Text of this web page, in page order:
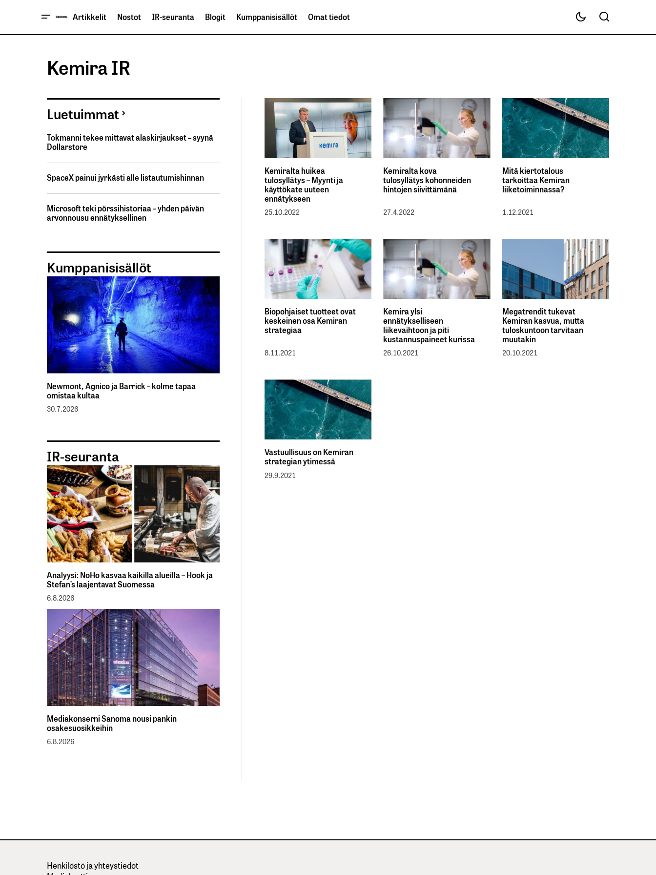
Artikkelit Nostot IR-seuranta Blogit Kumppanisisällöt Omat tiedot
Kemira IR
Kemiralta huikea
tulosyllätys – Myynti ja
käyttökate uuteen
ennätykseen
25.10.2022
Kemiralta kova
tulosyllätys kohonneiden
hintojen siivittämänä
27.4.2022
Mitä kiertotalous
tarkoittaa Kemiran
liiketoiminnassa?
1.12.2021
Biopohjaiset tuotteet ovat
keskeinen osa Kemiran
strategiaa
8.11.2021
Kemira ylsi
ennätykselliseen
liikevaihtoon ja piti
kustannuspaineet kurissa
26.10.2021
Megatrendit tukevat
Kemiran kasvua, mutta
tuloskuntoon tarvitaan
muutakin
20.10.2021
Vastuullisuus on Kemiran
strategian ytimessä
29.9.2021
Luetuimmat
Tokmanni tekee mittavat alaskirjaukset – syynä
Dollarstore
SpaceX painui jyrkästi alle listautumishinnan
Microsoft teki pörssihistoriaa – yhden päivän
arvonnousu ennätyksellinen
Kumppanisisällöt
Newmont, Agnico ja Barrick – kolme tapaa
omistaa kultaa
30.7.2026
IR-seuranta
Analyysi: NoHo kasvaa kaikilla alueilla – Hook ja
Stefan’s laajentavat Suomessa
6.8.2026
Mediakonserni Sanoma nousi pankin
osakesuosikkeihin
6.8.2026
Henkilöstö ja yhteystiedot